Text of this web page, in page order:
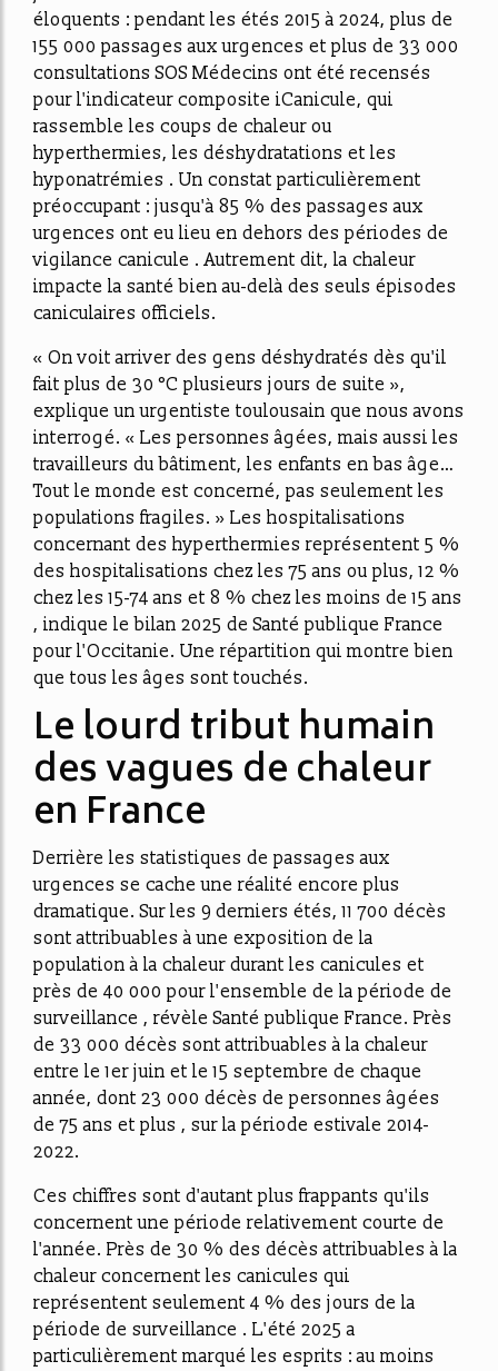
éloquents : pendant les étés 2015 à 2024, plus de
155 000 passages aux urgences et plus de 33 000
consultations SOS Médecins ont été recensés
pour l'indicateur composite iCanicule, qui
rassemble les coups de chaleur ou
hyperthermies, les déshydratations et les
hyponatrémies . Un constat particulièrement
préoccupant : jusqu'à 85 % des passages aux
urgences ont eu lieu en dehors des périodes de
vigilance canicule . Autrement dit, la chaleur
impacte la santé bien au-delà des seuls épisodes
caniculaires officiels.
« On voit arriver des gens déshydratés dès qu'il
fait plus de 30 °C plusieurs jours de suite »,
explique un urgentiste toulousain que nous avons
interrogé. « Les personnes âgées, mais aussi les
travailleurs du bâtiment, les enfants en bas âge…
Tout le monde est concerné, pas seulement les
populations fragiles. » Les hospitalisations
concernant des hyperthermies représentent 5 %
des hospitalisations chez les 75 ans ou plus, 12 %
chez les 15-74 ans et 8 % chez les moins de 15 ans
, indique le bilan 2025 de Santé publique France
pour l'Occitanie. Une répartition qui montre bien
que tous les âges sont touchés.
Le lourd tribut humain
des vagues de chaleur
en France
Derrière les statistiques de passages aux
urgences se cache une réalité encore plus
dramatique. Sur les 9 derniers étés, 11 700 décès
sont attribuables à une exposition de la
population à la chaleur durant les canicules et
près de 40 000 pour l'ensemble de la période de
surveillance , révèle Santé publique France. Près
de 33 000 décès sont attribuables à la chaleur
entre le 1er juin et le 15 septembre de chaque
année, dont 23 000 décès de personnes âgées
de 75 ans et plus , sur la période estivale 2014-
2022.
Ces chiffres sont d'autant plus frappants qu'ils
concernent une période relativement courte de
l'année. Près de 30 % des décès attribuables à la
chaleur concernent les canicules qui
représentent seulement 4 % des jours de la
période de surveillance . L'été 2025 a
particulièrement marqué les esprits : au moins